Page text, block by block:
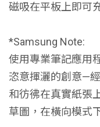
磁吸在平板上即可
*Samsung Note:
使用專業筆記應用
恣意揮灑的創意—
和彷彿在真實紙張
草圖，在橫向模式